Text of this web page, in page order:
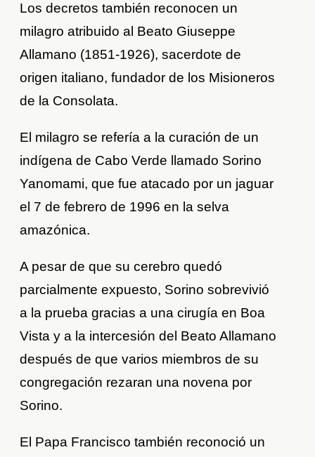
Los decretos también reconocen un
milagro atribuido al Beato Giuseppe
Allamano (1851-1926), sacerdote de
origen italiano, fundador de los Misioneros
de la Consolata.
El milagro se refería a la curación de un
indígena de Cabo Verde llamado Sorino
Yanomami, que fue atacado por un jaguar
el 7 de febrero de 1996 en la selva
amazónica.
A pesar de que su cerebro quedó
parcialmente expuesto, Sorino sobrevivió
a la prueba gracias a una cirugía en Boa
Vista y a la intercesión del Beato Allamano
después de que varios miembros de su
congregación rezaran una novena por
Sorino.
El Papa Francisco también reconoció un